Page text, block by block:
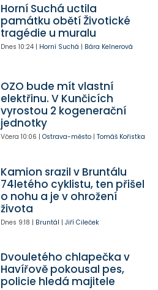
Horní Suchá uctila
památku obětí Životické
tragédie u muralu
Dnes 10:24| Horní Suchá | Bára Kelnerová
OZO bude mít vlastní
elektřinu. V Kunčicích
vyrostou 2 kogenerační
jednotky
Včera 10:06 | Ostrava-město| Tomáš Kořistka
Kamion srazil v Bruntálu
74letého cyklistu, ten přišel
o nohu a je v ohrožení
života
Dnes 9:18 | Bruntál | Jiří Cileček
Dvouletého chlapečka v
Havířově pokousal pes,
policie hledá majitele